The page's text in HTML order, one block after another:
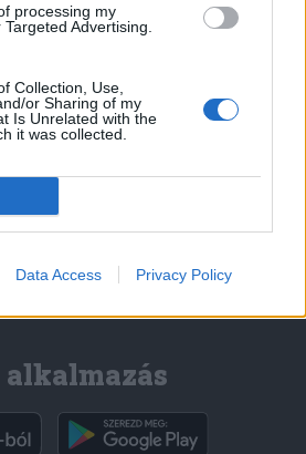
processing my
Advertising.
Collection, Use,
or Sharing of my
Is Unrelated with the
it was collected.
Data Access Privacy Policy